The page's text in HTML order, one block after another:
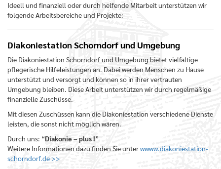
Ideell und finanziell oder durch helfende Mitarbeit unterstützen wir
folgende Arbeitsbereiche und Projekte:
Diakoniestation Schorndorf und Umgebung
Die Diakoniestation Schorndorf und Umgebung bietet vielfältige
pflegerische Hilfeleistungen an. Dabei werden Menschen zu Hause
unterstützt und versorgt und können so in ihrer vertrauten
Umgebung bleiben. Diese Arbeit unterstützen wir durch regelmäßige
finanzielle Zuschüsse.
Mit diesen Zuschüssen kann die Diakoniestation verschiedene Dienste
leisten, die sonst nicht möglich wären.
Durch uns: “Diakonie – plus !”
Weitere Informationen dazu finden Sie unterwwww.diakoniestation-
schorndorf.de >>